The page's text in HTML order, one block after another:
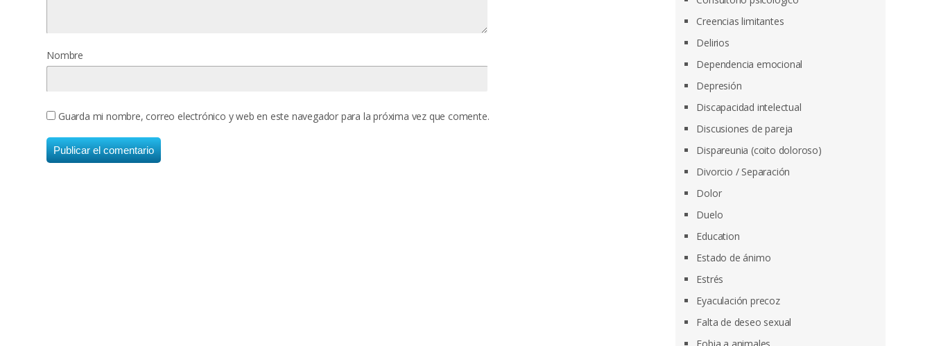
Nombre
Guarda mi nombre, correo electrónico y web en este navegador para la próxima vez que comente.
Creencias limitantes
Delirios
Dependencia emocional
Depresión
Discapacidad intelectual
Discusiones de pareja
Dispareunia (coito doloroso)
Divorcio / Separación
Dolor
Duelo
Education
Estado de ánimo
Estrés
Eyaculación precoz
Falta de deseo sexual